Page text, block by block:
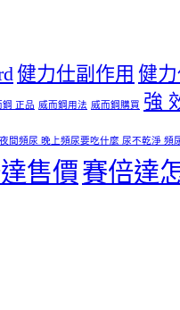
健力仕副作用 健
鋼 正品 威而鋼用法 威而鋼購買 強
間頻尿 晚上頻尿要吃什麼 尿不乾淨
售價 賽倍達